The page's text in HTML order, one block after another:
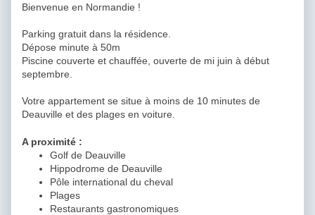
Bienvenue en Normandie !
Parking gratuit dans la résidence.
Dépose minute à 50m
Piscine couverte et chauffée, ouverte de mi juin à début
septembre.
Votre appartement se situe à moins de 10 minutes de
Deauville et des plages en voiture.
A proximité :
Golf de Deauville
Hippodrome de Deauville
Pôle international du cheval
Plages
Restaurants gastronomiques